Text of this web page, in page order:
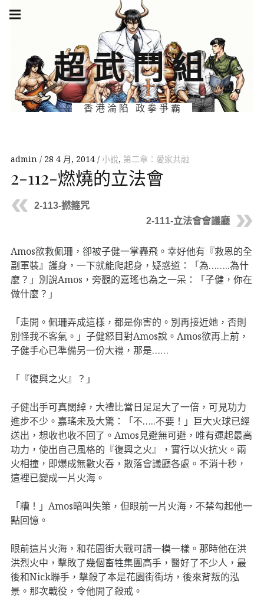
Skip
超武鬥組
香港淪陷 政拳爭霸
navigation
admin 28 4 月, 2014 小說, 第二章：愛家共融
2-112-燃燒的立法會
2-113-撚箍咒
2-111-立法會會議廳
Amos欲救佩珊，卻被子健一掌轟飛。幸好他有『救恩的全
副軍裝』護身，一下就能爬起身，疑惑道：「為……..為什
麼？」別說Amos，旁觀的嘉瑤也為之一呆：「子健，你在
做什麼？」
「走開。佩珊弄成這樣，都是你害的。別再接近她，否則
別怪我不客氣。」子健怒目對Amos說。Amos欲再上前，
子健手心已準備另一份大禮，那是……
「『復興之火』？」
子健出手可真闊綽，大禮比當日足足大了一倍，可見功力
進步不少。嘉瑤未及大驚：「不…..不要！」巨大火球已經
送出，想收也收不回了。Amos見避無可避，唯有運起最高
功力，使出自己風格的『復興之火』，實行以火抗火。兩
火相撞，即爆成無數火吞，散落會議廳各處。不消十秒，
這裡已變成一片火海。
「糟！」Amos暗叫失策，但眼前一片火海，不禁勾起他一
點回憶。
眼前這片火海，和花園街大戰可謂一模一樣。那時他在洪
洪烈火中，擊敗了幾個畜牲集團高手，醫好了不少人，最
後和Nick聯手，擊殺了本是花園街街坊，後來背叛的泓
景。那次戰役，令他開了殺戒。